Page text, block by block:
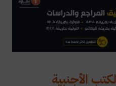
الأجنبية